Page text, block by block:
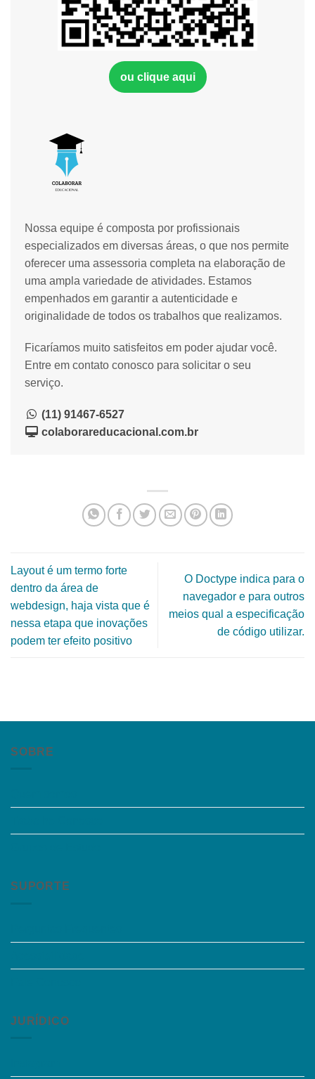
Nossa equipe é composta por profissionais
especializados em diversas áreas, o que nos permite
oferecer uma assessoria completa na elaboração de
uma ampla variedade de atividades. Estamos
empenhados em garantir a autenticidade e
originalidade de todos os trabalhos que realizamos.
Ficaríamos muito satisfeitos em poder ajudar você.
Entre em contato conosco para solicitar o seu
serviço.
(11) 91467-6527
colaborareducacional.com.br
ou clique aqui
Layout é um termo forte
dentro da área de
webdesign, haja vista que é
nessa etapa que inovações
podem ter efeito positivo
O Doctype indica para o
navegador e para outros
meios qual a especificação
de código utilizar.
SOBRE
SUPORTE
JURÍDICO